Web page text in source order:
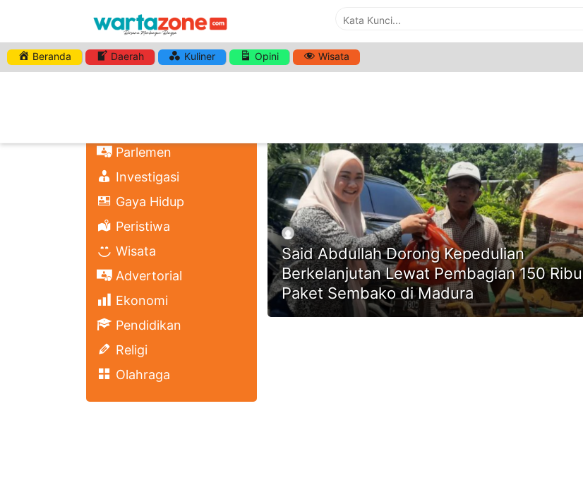
Beranda Daerah Kuliner Opini Wisata
Parlemen
Investigasi
Gaya Hidup
Peristiwa
Wisata
Advertorial
Ekonomi
Pendidikan
Religi
Olahraga
HASHTAG:WAKIL RAKYAT BERBAGI
Said Abdullah Dorong Kepedulian
Berkelanjutan Lewat Pembagian 150 Ribu
Paket Sembako di Madura